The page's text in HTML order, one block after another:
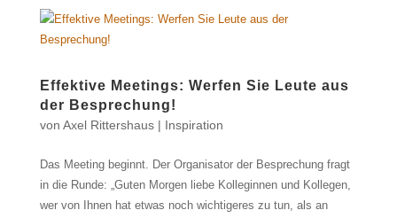
Effektive Meetings: Werfen Sie Leute aus
der Besprechung!
von Axel Rittershaus| Inspiration
Das Meeting beginnt. Der Organisator der Besprechung fragt
in die Runde: „Guten Morgen liebe Kolleginnen und Kollegen,
wer von Ihnen hat etwas noch wichtigeres zu tun, als an